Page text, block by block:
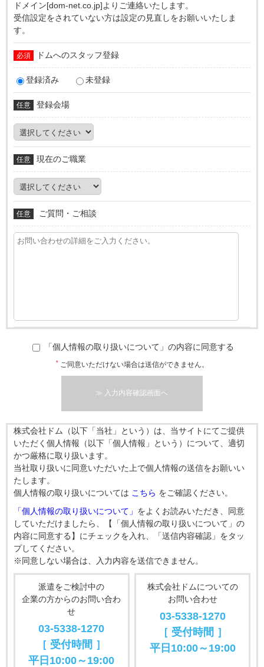
ドメイン[dom-net.co.jp]よりご連絡いたします。
受信設定をされていない方は設定の見直しをお願いいたしま
す。
必須 ドムへのスタッフ登録
登録済み 未登録
任意 登録会場
任意 現在のご職業
任意 ご質問・ご相談
「個人情報の取り扱いについて」の内容に同意する
* ご同意いただけない場合は送信ができません。
株式会社ドム（以下「当社」という）は、当サイトにてご提供
いただく個人情報（以下「個人情報」という）について、適切
かつ厳格に取り扱います。
当社取り扱いに同意いただいた上で個人情報の送信をお願いい
たします。
個人情報の取り扱いについては こちら をご確認ください。
「個人情報の取り扱いについて」 をよくお読みいただき、同意
していただけましたら、【「個人情報の取り扱いについて」の
内容に同意する】にチェックを入れ、「送信内容確認」をタッ
プしてください。
※同意しない場合は、入力内容を送信できません。
派遣をご検討中の
企業の方からのお問い合わ
せ
03-5338-1270
［ 受付時間 ］
平日10:00～19:00
株式会社ドムについての
お問い合わせ
03-5338-1270
［ 受付時間 ］
平日10:00～19:00